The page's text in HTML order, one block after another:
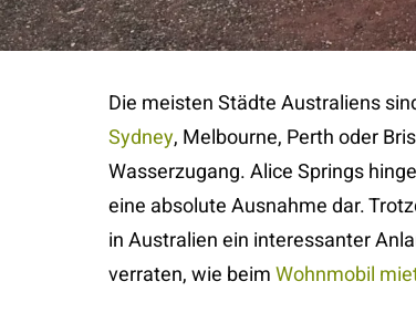
Die meisten Städte Australiens
Sydney, Melbourne, Perth oder
Wasserzugang. Alice Springs
eine absolute Ausnahme dar.
in Australien ein interessanter
verraten, wie beimWohnmobil